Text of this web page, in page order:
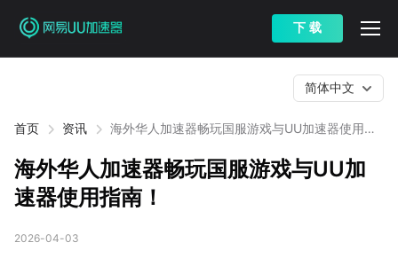
下 载
首页 资讯
海外华人加速器畅玩国服游戏与UU加速器使用指
简体中文
海外华人加速器畅玩国服游戏与UU加
速器使用指南！
2026-04-03